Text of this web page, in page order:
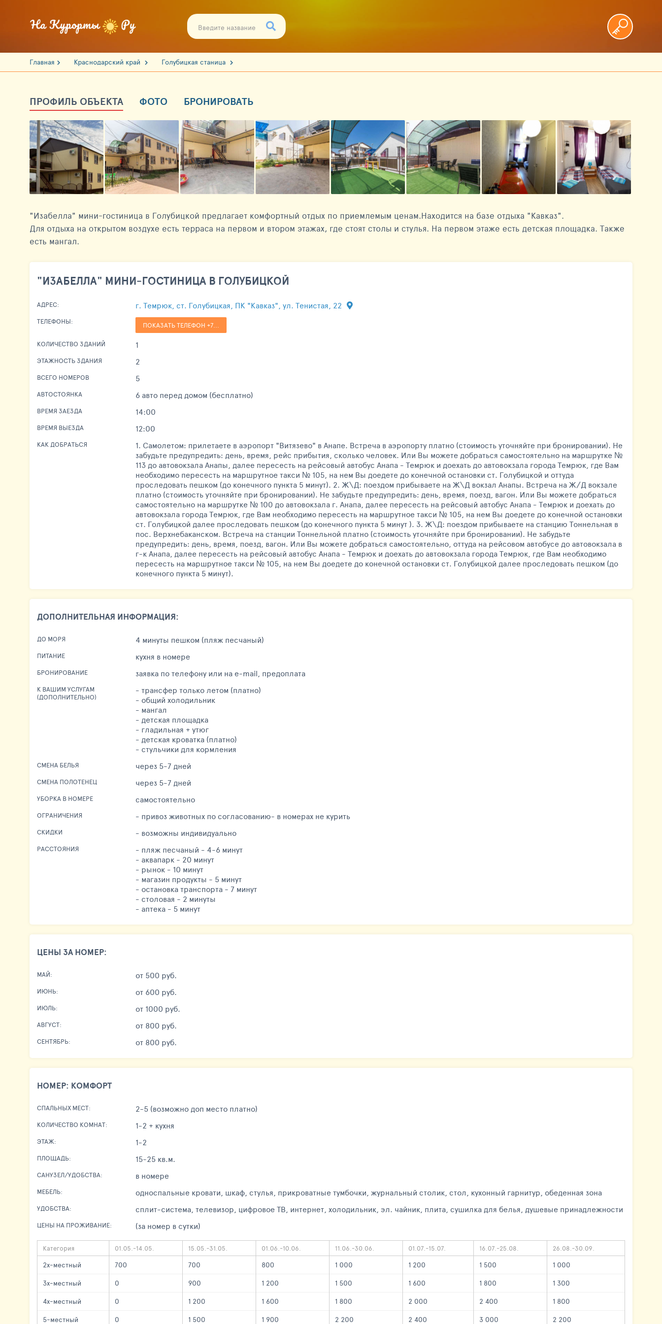
Главная Краснодарский край Голубицкая станица
ПРОФИЛЬ ОБЪЕКТА ФОТО БРОНИРОВАТЬ
"Изабелла" мини-гостиница в Голубицкой предлагает комфортный отдых по приемлемым ценам.Находится на базе отдыха "Кавказ".
Для отдыха на открытом воздухе есть терраса на первом и втором этажах, где стоят столы и стулья. На первом этаже есть детская площадка. Также
есть мангал.
"ИЗАБЕЛЛА" МИНИ-ГОСТИНИЦА В ГОЛУБИЦКОЙ
АДРЕС: г. Темрюк, ст. Голубицкая, ПК "Кавказ", ул. Тенистая, 22
ТЕЛЕФОНЫ: ПОКАЗАТЬ ТЕЛЕФОН +7...
КОЛИЧЕСТВО ЗДАНИЙ 1
ЭТАЖНОСТЬ ЗДАНИЯ 2
ВСЕГО НОМЕРОВ 5
АВТОСТОЯНКА 6 авто перед домом (бесплатно)
ВРЕМЯ ЗАЕЗДА 14:00
ВРЕМЯ ВЫЕЗДА 12:00
КАК ДОБРАТЬСЯ
1. Самолетом: прилетаете в аэропорт "Витязево" в Анапе. Встреча в аэропорту платно (стоимость уточняйте при бронировании). Не
забудьте предупредить: день, время, рейс прибытия, сколько человек. Или Вы можете добраться самостоятельно на маршрутке №
113 до автовокзала Анапы, далее пересесть на рейсовый автобус Анапа - Темрюк и доехать до автовокзала города Темрюк, где Вам
необходимо пересесть на маршрутное такси № 105, на нем Вы доедете до конечной остановки ст. Голубицкой и оттуда
проследовать пешком (до конечного пункта 5 минут). 2. Ж\Д: поездом прибываете на Ж\Д вокзал Анапы. Встреча на Ж/Д вокзале
платно (стоимость уточняйте при бронировании). Не забудьте предупредить: день, время, поезд, вагон. Или Вы можете добраться
самостоятельно на маршрутке № 100 до автовокзала г. Анапа, далее пересесть на рейсовый автобус Анапа - Темрюк и доехать до
автовокзала города Темрюк, где Вам необходимо пересесть на маршрутное такси № 105, на нем Вы доедете до конечной остановки
ст. Голубицкой далее проследовать пешком (до конечного пункта 5 минут ). 3. Ж\Д: поездом прибываете на станцию Тоннельная в
пос. Верхнебаканском. Встреча на станции Тоннельной платно (стоимость уточняйте при бронировании). Не забудьте
предупредить: день, время, поезд, вагон. Или Вы можете добраться самостоятельно, оттуда на рейсовом автобусе до автовокзала в
г-к Анапа, далее пересесть на рейсовый автобус Анапа - Темрюк и доехать до автовокзала города Темрюк, где Вам необходимо
пересесть на маршрутное такси № 105, на нем Вы доедете до конечной остановки ст. Голубицкой далее проследовать пешком (до
конечного пункта 5 минут).
ДОПОЛНИТЕЛЬНАЯ ИНФОРМАЦИЯ:
ДО МОРЯ 4 минуты пешком (пляж песчаный)
ПИТАНИЕ кухня в номере
БРОНИРОВАНИЕ заявка по телефону или на e-mail, предоплата
К ВАШИМ УСЛУГАМ
(ДОПОЛНИТЕЛЬНО)
- трансфер только летом (платно)
- общий холодильник
- мангал
- детская площадка
- гладильная + утюг
- детская кроватка (платно)
- стульчики для кормления
СМЕНА БЕЛЬЯ через 5-7 дней
СМЕНА ПОЛОТЕНЕЦ через 5-7 дней
УБОРКА В НОМЕРЕ самостоятельно
ОГРАНИЧЕНИЯ - привоз животных по согласованию- в номерах не курить
СКИДКИ - возможны индивидуально
РАССТОЯНИЯ
- пляж песчаный - 4-6 минут
- аквапарк - 20 минут
- рынок - 10 минут
- магазин продукты - 5 минут
- остановка транспорта - 7 минут
- столовая - 2 минуты
- аптека - 5 минут
ЦЕНЫ ЗА НОМЕР:
МАЙ: от 500 руб.
ИЮНЬ: от 600 руб.
ИЮЛЬ: от 1000 руб.
АВГУСТ: от 800 руб.
СЕНТЯБРЬ: от 800 руб.
НОМЕР: КОМФОРТ
СПАЛЬНЫХ МЕСТ: 2-5 (возможно доп место платно)
КОЛИЧЕСТВО КОМНАТ: 1-2 + кухня
ЭТАЖ: 1-2
ПЛОЩАДЬ: 15-25 кв.м.
САНУЗЕЛ/УДОБСТВА: в номере
МЕБЕЛЬ: односпальные кровати, шкаф, стулья, прикроватные тумбочки, журнальный столик, стол, кухонный гарнитур, обеденная зона
УДОБСТВА: сплит-система, телевизор, цифровое ТВ, интернет, холодильник, эл. чайник, плита, сушилка для белья, душевые принадлежности
ЦЕНЫ НА ПРОЖИВАНИЕ: (за номер в сутки)
Категория 01.05.-14.05. 15.05.-31.05. 01.06.-10.06. 11.06.-30.06. 01.07.-15.07. 16.07.-25.08. 26.08.-30.09.
2х-местный 700 700 800 1 000 1 200 1 500
1 000
3х-местный
0 900 1 200 1 500 1 600 1 800
1 300
4х-местный
0 1 200 1 600 1 800 2 000 2 400
1 800
5-местный
0 1 500 1 900 2 200 2 400 3 000 2 200